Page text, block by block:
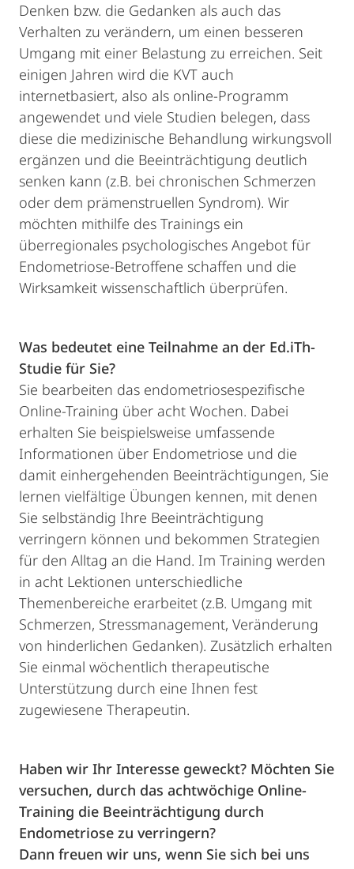
Denken bzw. die Gedanken als auch das
Verhalten zu verändern, um einen besseren
Umgang mit einer Belastung zu erreichen. Seit
einigen Jahren wird die KVT auch
internetbasiert, also als online-Programm
angewendet und viele Studien belegen, dass
diese die medizinische Behandlung wirkungsvoll
ergänzen und die Beeinträchtigung deutlich
senken kann (z.B. bei chronischen Schmerzen
oder dem prämenstruellen Syndrom). Wir
möchten mithilfe des Trainings ein
überregionales psychologisches Angebot für
Endometriose-Betroffene schaffen und die
Wirksamkeit wissenschaftlich überprüfen.
Was bedeutet eine Teilnahme an der Ed.iTh-
Studie für Sie?
Sie bearbeiten das endometriosespezifische
Online-Training über acht Wochen. Dabei
erhalten Sie beispielsweise umfassende
Informationen über Endometriose und die
damit einhergehenden Beeinträchtigungen, Sie
lernen vielfältige Übungen kennen, mit denen
Sie selbständig Ihre Beeinträchtigung
verringern können und bekommen Strategien
für den Alltag an die Hand. Im Training werden
in acht Lektionen unterschiedliche
Themenbereiche erarbeitet (z.B. Umgang mit
Schmerzen, Stressmanagement, Veränderung
von hinderlichen Gedanken). Zusätzlich erhalten
Sie einmal wöchentlich therapeutische
Unterstützung durch eine Ihnen fest
zugewiesene Therapeutin.
Haben wir Ihr Interesse geweckt? Möchten Sie
versuchen, durch das achtwöchige Online-
Training die Beeinträchtigung durch
Endometriose zu verringern?
Dann freuen wir uns, wenn Sie sich bei uns